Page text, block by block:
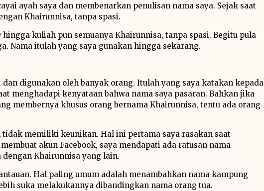
ayah saya dan membenarkan penulisan nama saya. Sejak saat
Khairunnisa, tanpa spasi.
kuliah pun semuanya Khairunnisa, tanpa spasi. Begitu pula
Nama itulah yang saya gunakan hingga sekarang.
digunakan oleh banyak orang. Itulah yang saya katakan kepada
menghadapi kenyataan bahwa nama saya pasaran. Bahkan jika
membernya khusus orang bernama Khairunnisa, tentu ada orang
tidak memiliki keunikan. Hal ini pertama saya rasakan saat
akun Facebook, saya mendapati ada ratusan nama
dengan Khairunnisa yang lain.
Hal paling umum adalah menambahkan nama kampung
suka melakukannya dibandingkan nama orang tua.